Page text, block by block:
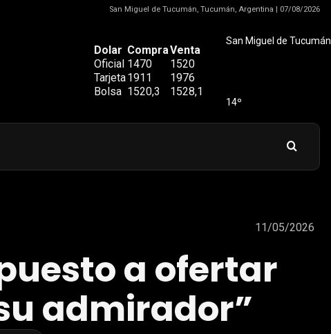
San Miguel de Tucumán, Tucumán, Argentina | 07/08/2026
Dolar CompraVenta
Oficial 1470
1520
Tarjeta1911
1976
Bolsa 1520,3 1528,1
San Miguel de Tucumán
14º
11/05/2026
a ofertar
admirador”